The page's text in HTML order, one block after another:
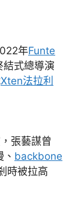
年Funte
結式總導演
Xten法拉利
張藝謀曾
backbone
時被拉高